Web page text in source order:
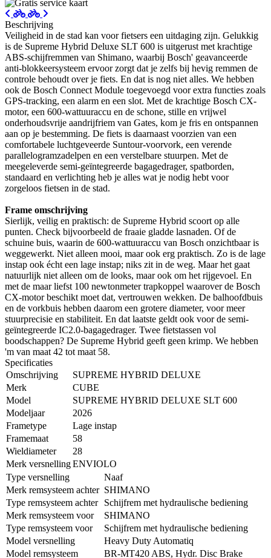
Beschrijving
Veiligheid in de stad kan voor fietsers een uitdaging zijn. Gelukkig
is de Supreme Hybrid Deluxe SLT 600 is uitgerust met krachtige
ABS-schijfremmen van Shimano, waarbij Bosch' geavanceerde
anti-blokkeersysteem ervoor zorgt dat je zelfs bij hevig remmen de
controle behoudt over je fiets. En dat is nog niet alles. We hebben
ook de Bosch Connect Module toegevoegd voor extra functies zoals
GPS-tracking, een alarm en een slot. Met de krachtige Bosch CX-
motor, een 600-wattuuraccu en de schone, stille en vrijwel
onderhoudsvrije aandrijfriem van Gates, kom je fris en ontspannen
aan op je bestemming. De fiets is daarnaast voorzien van een
comfortabele luchtgeveerde Suntour-voorvork, een verende
parallelogramzadelpen en een verstelbare stuurpen. Met de
meegeleverde semi-geïntegreerde bagagedrager, spatborden,
standaard en verlichting heb je alles wat je nodig hebt voor
zorgeloos fietsen in de stad.
Frame omschrijving
Sierlijk, veilig en praktisch: de Supreme Hybrid scoort op alle
punten. Check bijvoorbeeld de fraaie gladde lasnaden. Of de
schuine buis, waarin de 600-wattuuraccu van Bosch onzichtbaar is
weggewerkt. Niet alleen mooi, maar ook erg praktisch. Zo is de lage
instap ook écht een lage instap; niks zit in de weg. Maar het gaat
natuurlijk niet alleen om de looks, maar ook om het rijgevoel. En
met de maar liefst 100 newtonmeter trapkoppel waarover de Bosch
CX-motor beschikt moet dat, vertrouwen wekken. De balhoofdbuis
en de vorkbuis hebben daarom een grotere diameter, voor meer
stuurprecisie en stabiliteit. En dat laatste geldt ook voor de semi-
geïntegreerde IC2.0-bagagedrager. Twee fietstassen vol
boodschappen? De Supreme Hybrid geeft geen krimp. We hebben
'm van maat 42 tot maat 58.
Specificaties
Omschrijving
SUPREME HYBRID DELUXE
Merk
CUBE
Model
SUPREME HYBRID DELUXE SLT 600
Modeljaar
2026
Frametype
Lage instap
Framemaat
58
Wieldiameter
28
Merk versnellingENVIOLO
Type versnelling
Naaf
Merk remsysteem achter SHIMANO
Type remsysteem achter
Schijfrem met hydraulische bediening
Merk remsysteem voor
SHIMANO
Type remsysteem voor
Schijfrem met hydraulische bediening
Model versnelling
Heavy Duty Automatiq
Model remsysteem
BR-MT420 ABS, Hydr. Disc Brake